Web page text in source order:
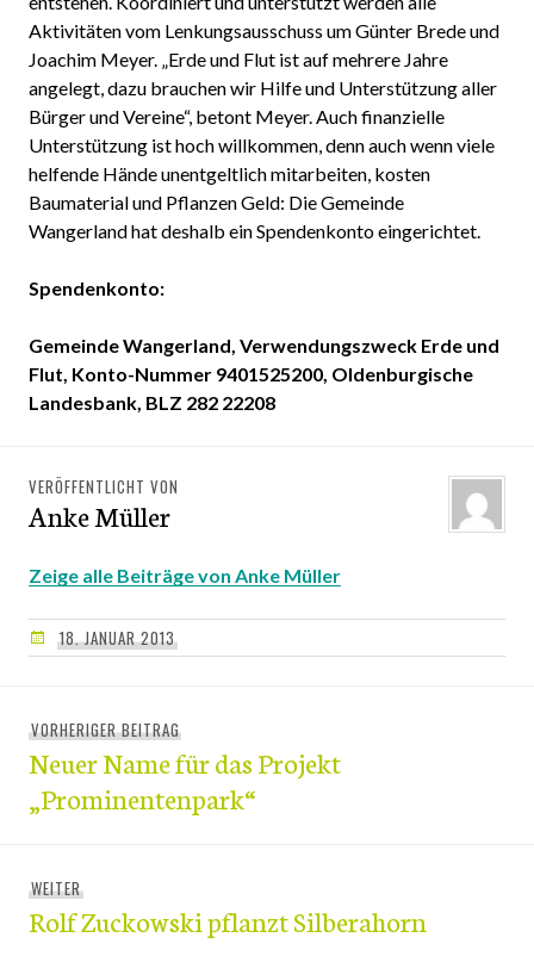
Aktivitäten vom Lenkungsausschuss um Günter Brede und
Joachim Meyer. „Erde und Flut ist auf mehrere Jahre
angelegt, dazu brauchen wir Hilfe und Unterstützung aller
Bürger und Vereine“, betont Meyer. Auch finanzielle
Unterstützung ist hoch willkommen, denn auch wenn viele
helfende Hände unentgeltlich mitarbeiten, kosten
Baumaterial und Pflanzen Geld: Die Gemeinde
Wangerland hat deshalb ein Spendenkonto eingerichtet.
Spendenkonto:
Gemeinde Wangerland, Verwendungszweck Erde und
Flut, Konto-Nummer 9401525200, Oldenburgische
Landesbank, BLZ 282 22208
VERÖFFENTLICHT VON
Anke Müller
Zeige alle Beiträge von Anke Müller
18. JANUAR 2013
VORHERIGER BEITRAG
Beitrag:
Neuer Name für das Projekt
„Prominentenpark“
WEITERNächster
Beitrag:
Rolf Zuckowski pflanzt Silberahorn